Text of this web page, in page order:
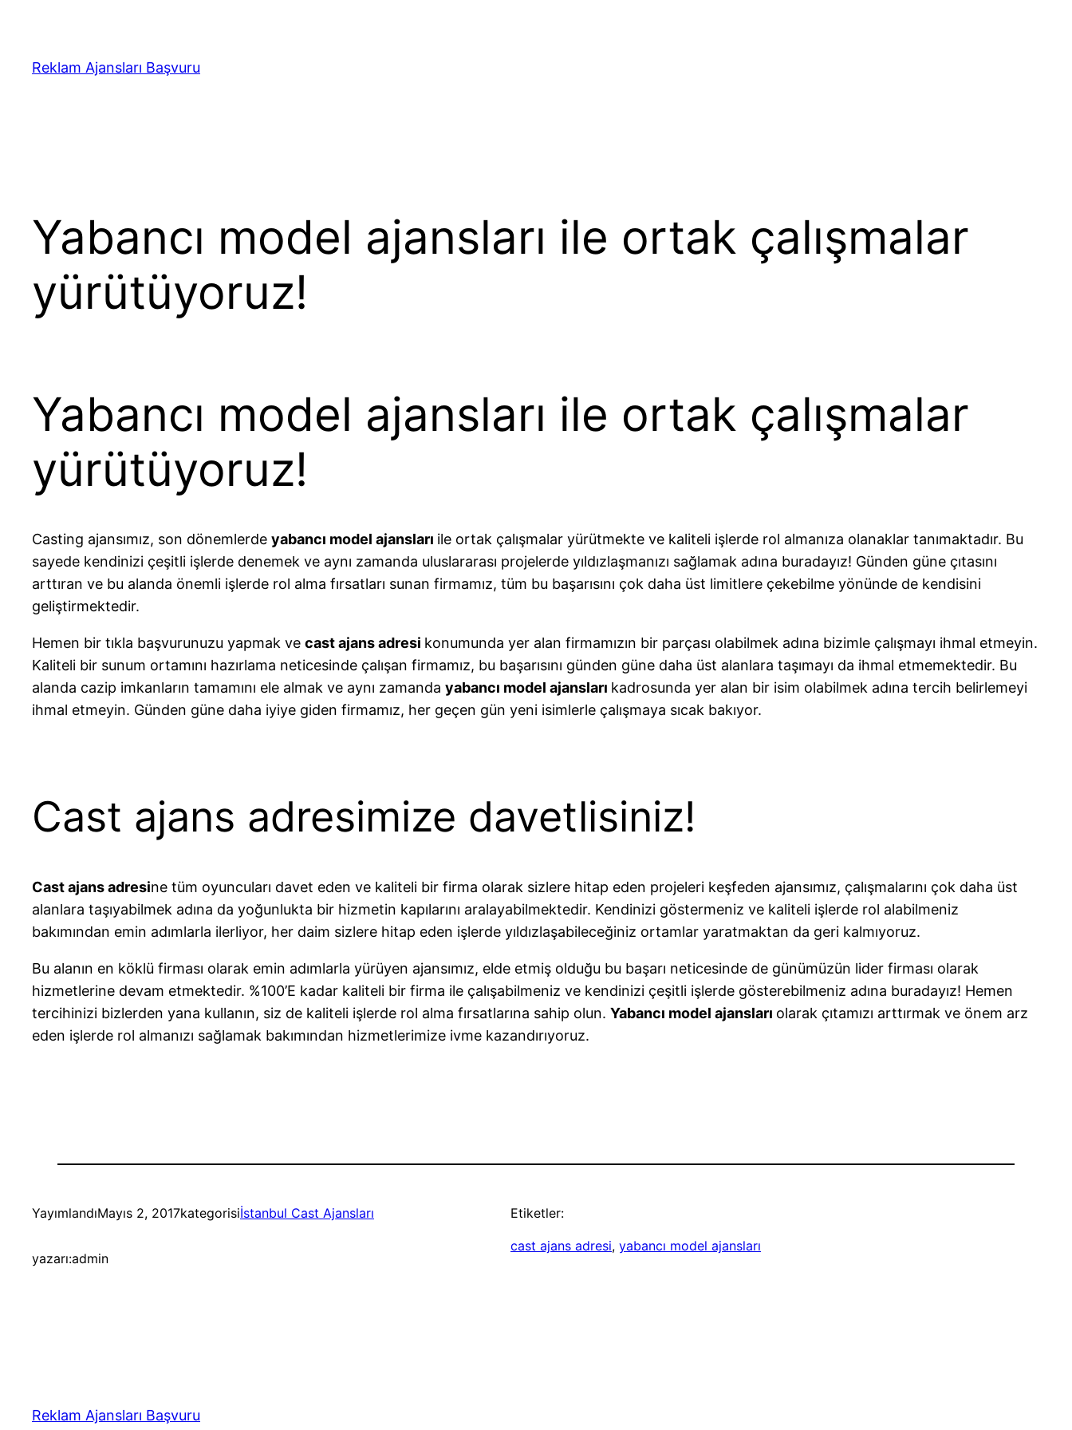
Reklam Ajansları Başvuru
Yabancı model ajansları ile ortak çalışmalar
yürütüyoruz!
Yabancı model ajansları ile ortak çalışmalar
yürütüyoruz!
Casting ajansımız, son dönemlerde yabancı model ajansları ile ortak çalışmalar yürütmekte ve kaliteli işlerde rol almanıza olanaklar tanımaktadır. Bu
sayede kendinizi çeşitli işlerde denemek ve aynı zamanda uluslararası projelerde yıldızlaşmanızı sağlamak adına buradayız! Günden güne çıtasını
arttıran ve bu alanda önemli işlerde rol alma fırsatları sunan firmamız, tüm bu başarısını çok daha üst limitlere çekebilme yönünde de kendisini
geliştirmektedir.
Hemen bir tıkla başvurunuzu yapmak ve cast ajans adresi konumunda yer alan firmamızın bir parçası olabilmek adına bizimle çalışmayı ihmal etmeyin.
Kaliteli bir sunum ortamını hazırlama neticesinde çalışan firmamız, bu başarısını günden güne daha üst alanlara taşımayı da ihmal etmemektedir. Bu
alanda cazip imkanların tamamını ele almak ve aynı zamanda yabancı model ajansları kadrosunda yer alan bir isim olabilmek adına tercih belirlemeyi
ihmal etmeyin. Günden güne daha iyiye giden firmamız, her geçen gün yeni isimlerle çalışmaya sıcak bakıyor.
Cast ajans adresimize davetlisiniz!
Cast ajans adresine tüm oyuncuları davet eden ve kaliteli bir firma olarak sizlere hitap eden projeleri keşfeden ajansımız, çalışmalarını çok daha üst
alanlara taşıyabilmek adına da yoğunlukta bir hizmetin kapılarını aralayabilmektedir. Kendinizi göstermeniz ve kaliteli işlerde rol alabilmeniz
bakımından emin adımlarla ilerliyor, her daim sizlere hitap eden işlerde yıldızlaşabileceğiniz ortamlar yaratmaktan da geri kalmıyoruz.
Bu alanın en köklü firması olarak emin adımlarla yürüyen ajansımız, elde etmiş olduğu bu başarı neticesinde de günümüzün lider firması olarak
hizmetlerine devam etmektedir. %100’E kadar kaliteli bir firma ile çalışabilmeniz ve kendinizi çeşitli işlerde gösterebilmeniz adına buradayız! Hemen
tercihinizi bizlerden yana kullanın, siz de kaliteli işlerde rol alma fırsatlarına sahip olun. Yabancı model ajansları olarak çıtamızı arttırmak ve önem arz
eden işlerde rol almanızı sağlamak bakımından hizmetlerimize ivme kazandırıyoruz.
YayımlandıMayıs 2, 2017kategorisiİstanbul Cast Ajansları
yazarı:admin
Etiketler:
cast ajans adresi, yabancı model ajansları
Reklam Ajansları Başvuru